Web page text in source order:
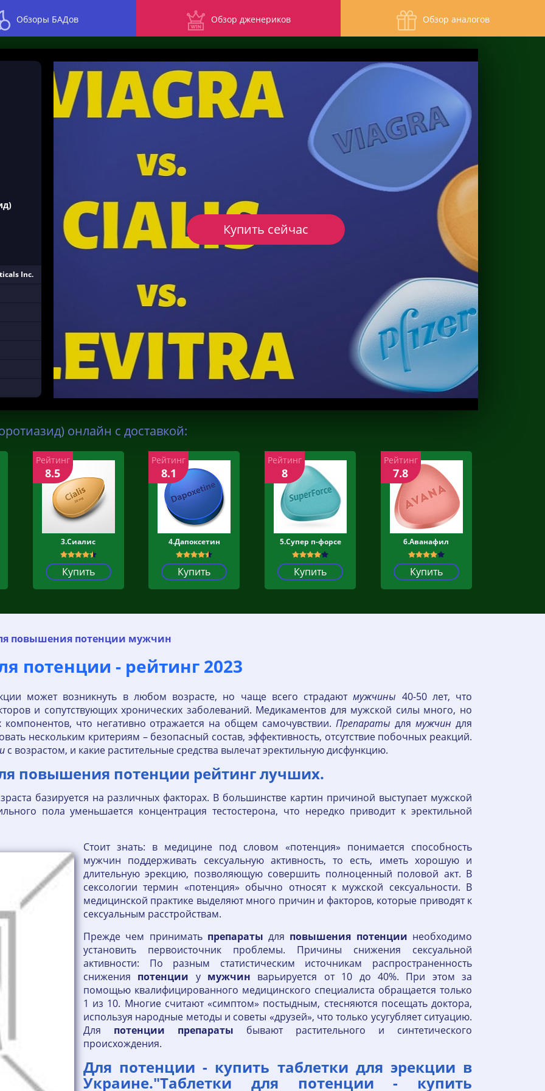
Обзоры БАДов Обзор дженериков Обзор аналогов
Inc.
Купить сейчас
онлайн с доставкой:
3.Сиалис
Купить
Рейтинг
8.5
4.Дапоксетин
Купить
Рейтинг
8.1
5.Супер п-форсе
Купить
Рейтинг
8
6.Аванафил
Купить
Рейтинг
7.8
повышения потенции мужчин
потенции - рейтинг 2023
может возникнуть в любом возрасте, но чаще всего страдаютмужчины 40-50 лет, что
и сопутствующих хронических заболеваний. Медикаментов для мужской силы много, но
компонентов, что негативно отражается на общем самочувствии.Препараты длямужчин для
нескольким критериям – безопасный состав, эффективность, отсутствие побочных реакций.
с возрастом, и какие растительные средства вылечат эректильную дисфункцию.
повышения потенции рейтинг лучших.
базируется на различных факторах. В большинстве картин причиной выступает мужской
пола уменьшается концентрация тестостерона, что нередко приводит к эректильной
Стоит знать: в медицине под словом «потенция» понимается способность
мужчин поддерживать сексуальную активность, то есть, иметь хорошую и
длительную эрекцию, позволяющую совершить полноценный половой акт. В
сексологии термин «потенция» обычно относят к мужской сексуальности. В
медицинской практике выделяют много причин и факторов, которые приводят к
сексуальным расстройствам.
Прежде чем принимать препараты для повышения потенции необходимо
установить первоисточник проблемы. Причины снижения сексуальной
активности: По разным статистическим источникам распространенность
снижения потенции у мужчин варьируется от 10 до 40%. При этом за
помощью квалифицированного медицинского специалиста обращается только
1 из 10. Многие считают «симптом» постыдным, стесняются посещать доктора,
используя народные методы и советы «друзей», что только усугубляет ситуацию.
Для потенции препараты бывают растительного и синтетического
происхождения.
Для потенции - купить таблетки для эрекции в
Украине."Таблетки для потенции - купить